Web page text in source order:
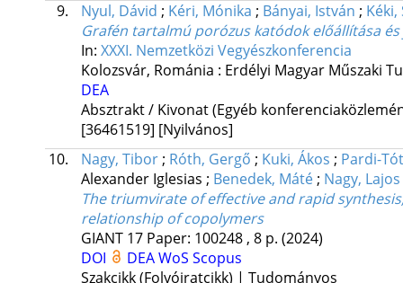
9.
Nyul, Dávid ; Kéri, Mónika ; Bányai, István ;
Grafén tartalmú porózus katódok előállítása és
In: XXXI. Nemzetközi Vegyészkonferencia
Kolozsvár, Románia : Erdélyi Magyar Műszaki
DEA
Absztrakt / Kivonat (Egyéb
[36461519] [Nyilvános]
10.
Nagy, Tibor; Róth, Gergő ; Kuki, Ákos ; Pardi-
Alexander Iglesias ; Benedek, Máté; Nagy, Lajos
The triumvirate of effective and rapid
relationship of copolymers
GIANT 17 Paper: 100248 , 8 p. (2024)
DOI
DEAWoS Scopus
Szakcikk (Folyóiratcikk) | Tudományos